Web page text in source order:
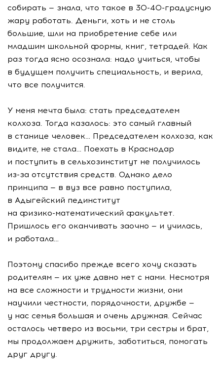
собирать — знала, что такое в 30-40-градусную
жару работать. Деньги, хоть и не столь
большие, шли на приобретение себе или
младшим школьной формы, книг, тетрадей. Как
раз тогда ясно осознала: надо учиться, чтобы
в будущем получить специальность, и верила,
что все получится.
У меня мечта была: стать председателем
колхоза. Тогда казалось: это самый главный
в станице человек… Председателем колхоза, как
видите, не стала… Поехать в Краснодар
и поступить в сельхозинститут не получилось
из-за отсутствия средств. Однако дело
принципа — в вуз все равно поступила,
в Адыгейский пединститут
на физико-математический факультет.
Пришлось его оканчивать заочно — и училась,
и работала…
Поэтому спасибо прежде всего хочу сказать
родителям — их уже давно нет с нами. Несмотря
на все сложности и трудности жизни, они
научили честности, порядочности, дружбе —
у нас семья большая и очень дружная. Сейчас
осталось четверо из восьми, три сестры и брат,
мы продолжаем дружить, заботиться, помогать
друг другу.